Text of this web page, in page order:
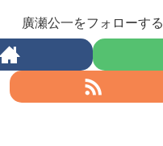
廣瀬公一をフォローする